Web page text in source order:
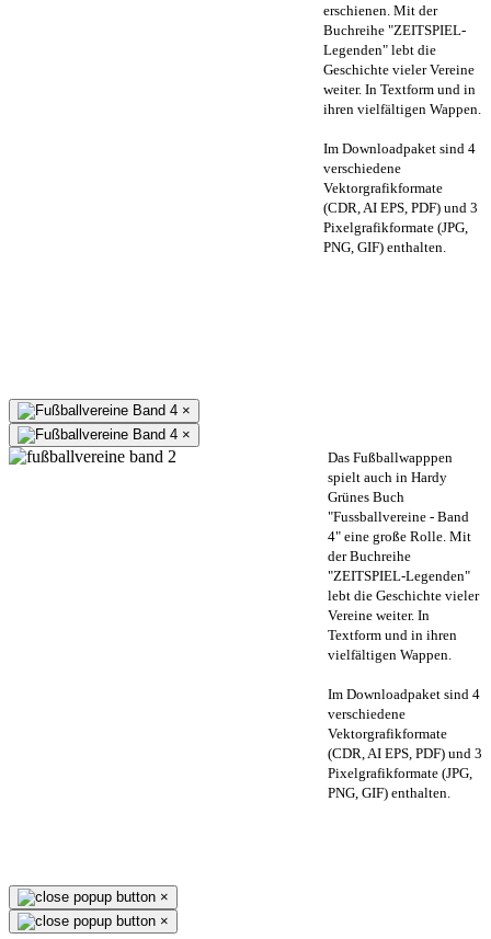
erschienen. Mit der
Buchreihe "ZEITSPIEL-
Legenden" lebt die
Geschichte vieler Vereine
weiter. In Textform und in
ihren vielfältigen Wappen.
Im Downloadpaket sind 4
verschiedene
Vektorgrafikformate
(CDR, AI EPS, PDF) und 3
Pixelgrafikformate (JPG,
PNG, GIF) enthalten.
×
×
Das Fußballwapppen
spielt auch in Hardy
Grünes Buch
"Fussballvereine - Band
4" eine große Rolle. Mit
der Buchreihe
"ZEITSPIEL-Legenden"
lebt die Geschichte vieler
Vereine weiter. In
Textform und in ihren
vielfältigen Wappen.
Im Downloadpaket sind 4
verschiedene
Vektorgrafikformate
(CDR, AI EPS, PDF) und 3
Pixelgrafikformate (JPG,
PNG, GIF) enthalten.
×
×